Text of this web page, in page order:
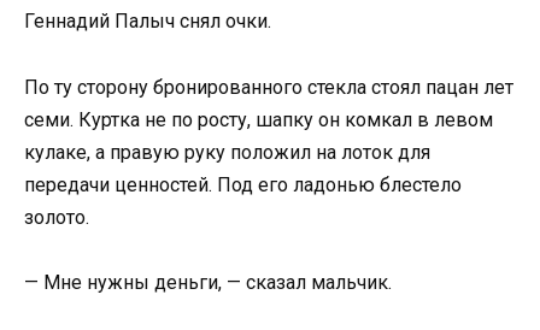
Геннадий Палыч снял очки.
По ту сторону бронированного стекла стоял пацан лет
семи. Куртка не по росту, шапку он комкал в левом
кулаке, а правую руку положил на лоток для
передачи ценностей. Под его ладонью блестело
золото.
— Мне нужны деньги, — сказал мальчик.